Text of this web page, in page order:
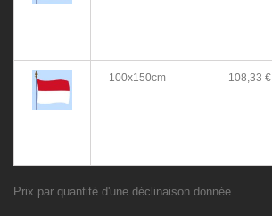
100x150cm 108,33 €
Prix par quantité d'une déclinaison donnée